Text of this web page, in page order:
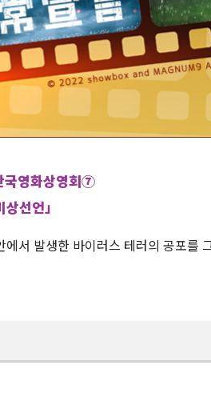
국영화상영회⑦
상선언」
서 발생한 바이러스 테러의 공포를